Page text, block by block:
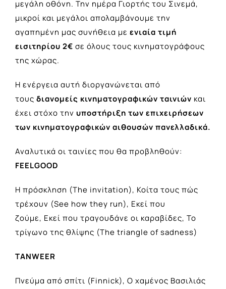
μεγάλη οθόνη. Την ημέρα Γιορτής του Σινεμά,
μικροί και μεγάλοι απολαμβάνουμε την
αγαπημένη μας συνήθεια με ενιαία τιμή
εισιτηρίου 2€ σε όλους τους κινηματογράφους
της χώρας.
Η ενέργεια αυτή διοργανώνεται από
τους διανομείς κινηματογραφικών ταινιών και
έχει στόχο την υποστήριξη των επιχειρήσεων
των κινηματογραφικών αιθουσών πανελλαδικά.
Αναλυτικά οι ταινίες που θα προβληθούν:
FEELGOOD
Η πρόσκληση (The invitation), Κοίτα τους πώς
τρέχουν (See how they run), Εκεί που
ζούμε, Εκεί που τραγουδάνε οι καραβίδες, Το
τρίγωνο της θλίψης (The triangle of sadness)
TANWEER
Πνεύμα από σπίτι (Finnick), Ο χαμένος Βασιλιάς